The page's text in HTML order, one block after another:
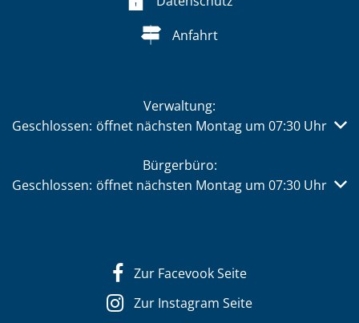
Anfahrt
Verwaltung:
Klicken, um weitere Öffnungs- oder Schließzeiten
Geschlossen: öffnet nächsten Montag um 07:30 Uhr
Bürgerbüro:
Klicken, um weitere Öffnungs- oder Schließzeiten
Geschlossen: öffnet nächsten Montag um 07:30 Uhr
Zur Facevook Seite
Zur Instagram Seite